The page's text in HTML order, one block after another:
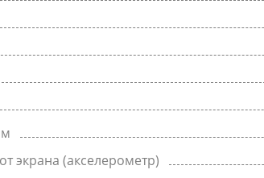
экрана (акселерометр)